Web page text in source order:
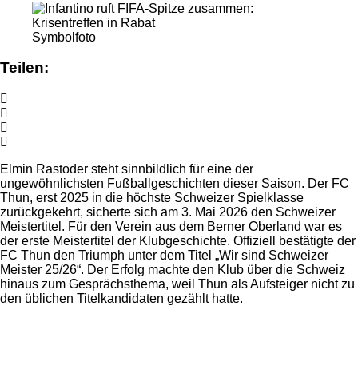
Symbolfoto
Teilen:
Elmin Rastoder steht sinnbildlich für eine der
ungewöhnlichsten Fußballgeschichten dieser Saison. Der FC
Thun, erst 2025 in die höchste Schweizer Spielklasse
zurückgekehrt, sicherte sich am 3. Mai 2026 den Schweizer
Meistertitel. Für den Verein aus dem Berner Oberland war es
der erste Meistertitel der Klubgeschichte. Offiziell bestätigte der
FC Thun den Triumph unter dem Titel „Wir sind Schweizer
Meister 25/26“. Der Erfolg machte den Klub über die Schweiz
hinaus zum Gesprächsthema, weil Thun als Aufsteiger nicht zu
den üblichen Titelkandidaten gezählt hatte.